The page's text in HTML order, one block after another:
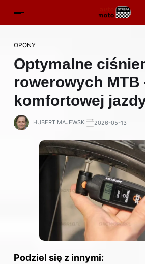
OPONY
Optymalne
rowerowych MTB
komfortowej
HUBERT MAJEWSKI 2026-05-13
Podziel się z innymi: